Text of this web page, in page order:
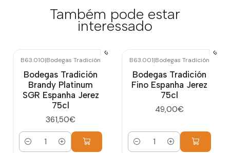
Também pode estar
interessado
B63.010|Bodegas Tradición
Bodegas Tradición
Brandy Platinum
SGR Espanha Jerez
75cl
361,50€
Quantidade
B63.001|Bodegas Tradición
Bodegas Tradición
Fino Espanha Jerez
75cl
49,00€
Quantidade